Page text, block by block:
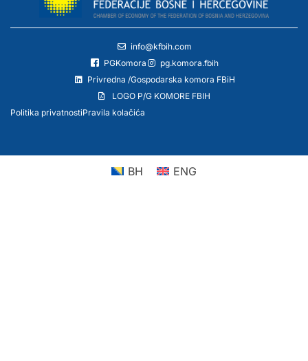
info@kfbih.com
PGKomora
pg.komora.fbih
Privredna /Gospodarska komora FBiH
LOGO P/G KOMORE FBIH
Politika privatnostiPravila kolačića
BH ENG